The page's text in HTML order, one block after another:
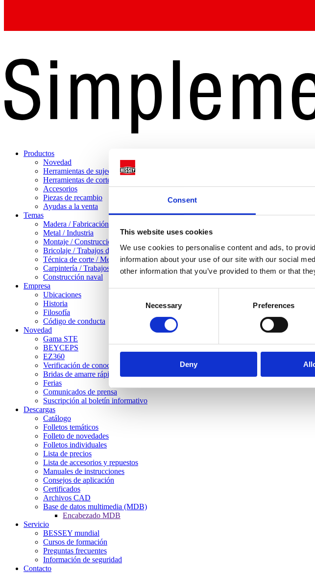
Consent
This website uses cookies
We use cookies to personalise content and ads, to
information about your use of our site with our social
other information that you’ve provided to them or that
Necessary Preferences
Deny
Productos
Novedad
Herramientas de sujeción
Herramientas de corte
Accesorios
Piezas de recambio
Ayudas a la venta
Temas
Madera / Fabricación de muebles
Metal / Industria
Montaje / Construcción en seco
Bricolaje / Trabajos domésticos
Técnica de corte / Mecanizado de chapa
Carpintería / Trabajos pesados con madera
Construcción naval
Empresa
Ubicaciones
Historia
Filosofía
Código de conducta
Novedad
Gama STE
BEYCEPS
EZ360
Verificación de conocimientos
Bridas de amarre rápido STC
Ferias
Comunicados de prensa
Suscripción al boletín informativo
Descargas
Catálogo
Folletos temáticos
Folleto de novedades
Folletos individuales
Lista de precios
Lista de accesorios y repuestos
Manuales de instrucciones
Consejos de aplicación
Certificados
Archivos CAD
Base de datos multimedia (MDB)
Encabezado MDB
Servicio
BESSEY mundial
Cursos de formación
Preguntas frecuentes
Información de seguridad
Contacto